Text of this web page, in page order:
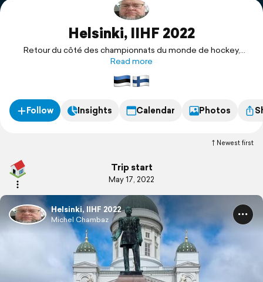
SupportHelsinki, IIHF 2022
Retour du côté des championnats du monde de hockey,
cette fois a Helsinki 🇫🇮
Read more
Follow Insights Calendar Photos
Newest first
Trip start
May 17, 2022
Helsinki, IIHF 2022
Michel Chambaz